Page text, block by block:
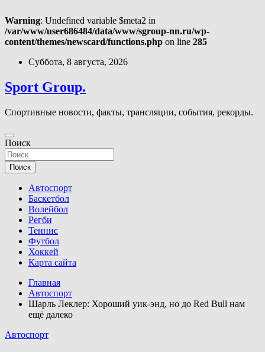
Warning: Undefined variable $meta2 in
/var/www/user686484/data/www/sgroup-nn.ru/wp-
content/themes/newscard/functions.php on line 285
Перейти
содержимому
Суббота, 8 августа, 2026
Sport Group.
Спортивные новости, факты, трансляции, события, рекорды.
Поиск
Поиск
Автоспорт
Баскетбол
Волейбол
Регби
Теннис
Футбол
Хоккей
Карта сайта
Главная
Автоспорт
Шарль Леклер: Хороший уик-энд, но до Red Bull нам
ещё далеко
Автоспорт